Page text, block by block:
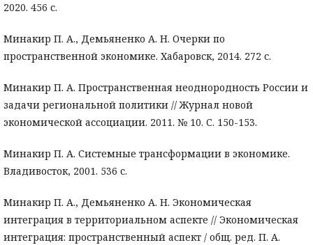
2020. 456 с.
Минакир П. А., Демьяненко А. Н. Очерки по
пространственной экономике. Хабаровск, 2014. 272 с.
Минакир П. А. Пространственная неоднородность России и
задачи региональной политики // Журнал новой
экономической ассоциации. 2011. № 10. С. 150-153.
Минакир П. А. Системные трансформации в экономике.
Владивосток, 2001. 536 с.
Минакир П. А., Демьяненко А. Н. Экономическая
интеграция в территориальном аспекте // Экономическая
интеграция: пространственный аспект / общ. ред. П. А.